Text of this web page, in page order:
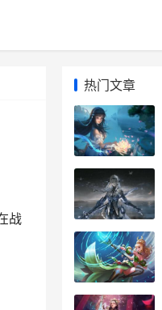
战
热门文章